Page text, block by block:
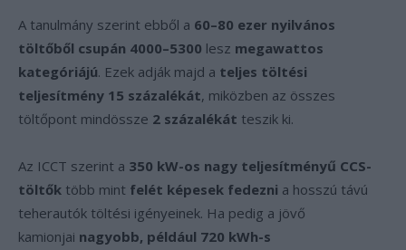
A tanulmány szerint ebből a 60–80 ezer nyilvános
töltőből csupán 4000–5300 lesz megawattos
kategóriájú. Ezek adják majd a teljes töltési
teljesítmény 15 százalékát, miközben az összes
töltőpont mindössze 2 százalékát teszik ki.
Az ICCT szerint a 350 kW-os nagy teljesítményű CCS-
töltők több mint felét képesek fedezni a hosszú távú
teherautók töltési igényeinek. Ha pedig a jövő
kamionjai nagyobb, például 720 kWh-s